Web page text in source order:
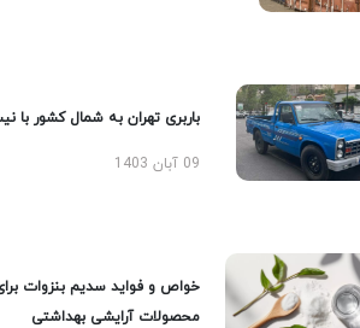
باربری تهران به شمال کشور با
09 آبان 1403
خواص و فواید سدیم بنزوات
محصولات آرایشی بهداشتی